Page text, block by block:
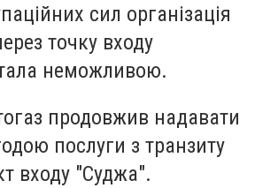
сил організація
точку входу
неможливою.
продовжив надавати
послуги з транзиту
входу "Суджа".